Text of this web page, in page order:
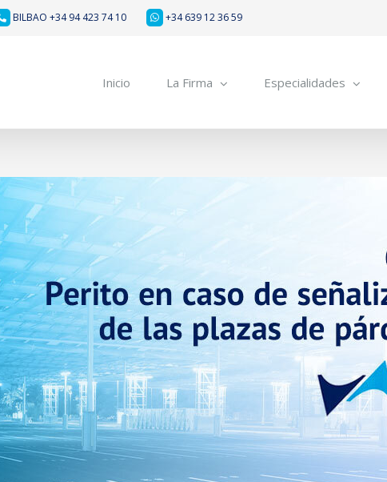
BILBAO +34 94 423 74 10 +34 639 12 36 59
Inicio La Firma Especialidades